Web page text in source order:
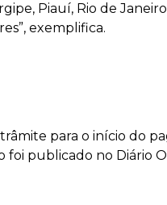
Piauí, Rio de
exemplifica.
para o início do
foi publicado no Diário